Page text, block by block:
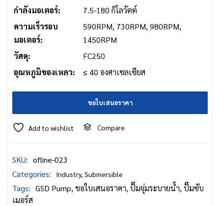
กำลังมอเตอร์:
7.5-180 กิโลวัตต์
ความเร็วรอบ
มอเตอร์:
590RPM, 730RPM, 980RPM,
1450RPM
วัสดุ:
FC250
อุณหภูมิของเหลว:
≤ 40 องศาเซลเซียส
ขอใบเสนอราคา
Add to wishlist Compare
SKU: ofline-023
Categories:
Industry, Submersible
Tags: GSD Pump,ขอใบเสนอราคา,ปั๊มจุ่มระบายน้ำ,ปั๊มซับ
เมอร์ส